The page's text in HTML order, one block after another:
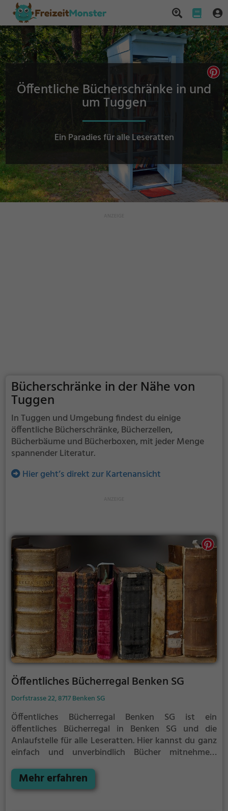
Öffentliche Bücherschränke in und
um Tuggen
Ein Paradies für alle Leseratten
Bücherschränke in der Nähe von
Tuggen
In Tuggen und Umgebung findest du einige
öffentliche Bücherschränke, Bücherzellen,
Bücherbäume und Bücherboxen, mit jeder Menge
spannender Literatur.
Hier geht’s direkt zur Kartenansicht
Öffentliches Bücherregal Benken SG
Dorfstrasse 22, 8717 Benken SG
Öffentliches Bücherregal Benken SG ist ein
öffentliches Bücherregal in Benken SG und die
Anlaufstelle für alle Leseratten. Hier kannst du ganz
einfach und unverbindlich Bücher mitnehmen,
Mehr erfahren